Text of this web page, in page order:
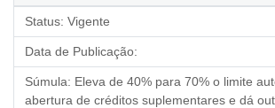
Status: Vigente
Data de Publicação:
Súmula: Eleva de 40% para 70% o limite
abertura de créditos suplementares e dá